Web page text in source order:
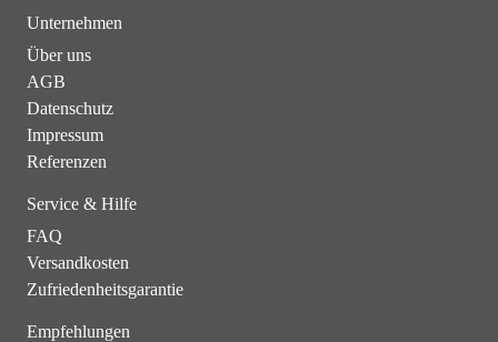
Unternehmen
Über uns
AGB
Datenschutz
Impressum
Referenzen
Service & Hilfe
FAQ
Versandkosten
Zufriedenheitsgarantie
Empfehlungen